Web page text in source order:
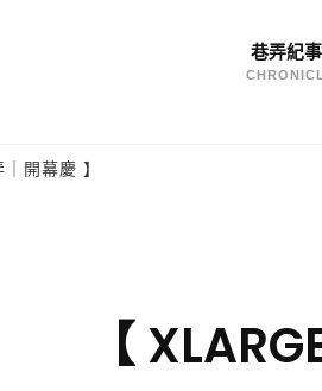
Site
巷弄紀事
開幕慶 】
【